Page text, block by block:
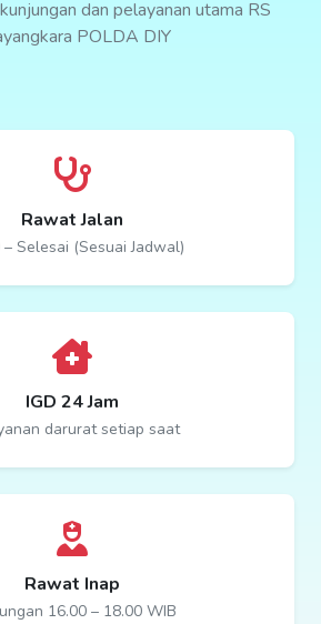
dan pelayanan utama RS
POLDA DIY
Rawat Jalan
– Selesai (Sesuai Jadwal)
IGD 24 Jam
darurat setiap saat
Rawat Inap
16.00 – 18.00 WIB